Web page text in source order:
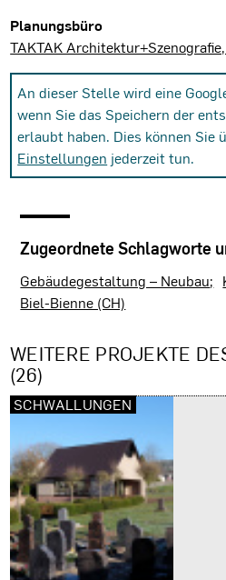
Planungsbüro
TAKTAK
An dieser Stelle wird eine
wenn Sie das Speichern der
erlaubt haben. Dies können Sie
Einstellungen jederzeit tun.
Zugeordnete Schlagworte
Gebäudegestaltung – Neubau
Biel-Bienne (CH)
WEITERE PROJEKTE
(26)
SCHWALLUNGEN